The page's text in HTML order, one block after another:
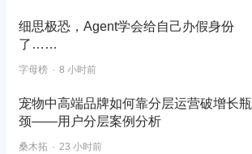
细思极恐，Agent学会给自己办假身份
了……
字母榜 8 小时前
宠物中高端品牌如何靠分层运营破增长瓶
颈——用户分层案例分析
桑木拓 23 小时前